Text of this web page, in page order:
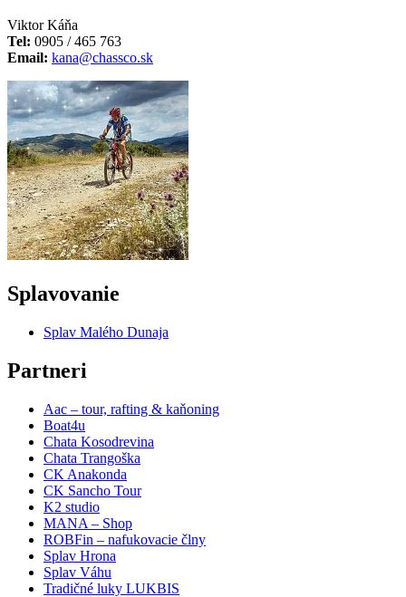
Viktor Káňa
Tel: 0905 / 465 763
Email: kana@chassco.sk
Splavovanie
Splav Malého Dunaja
Partneri
Aac – tour, rafting & kaňoning
Boat4u
Chata Kosodrevina
Chata Trangoška
CK Anakonda
CK Sancho Tour
K2 studio
MANA – Shop
ROBFin – nafukovacie člny
Splav Hrona
Splav Váhu
Tradičné luky LUKBIS